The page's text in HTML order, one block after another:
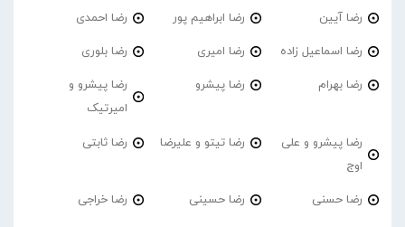
رضا آیین رضا ابراهیم پور رضا احمدی
رضا اسماعیل زاده رضا امیری رضا بلوری
رضا بهرام رضا پیشرو
رضا پیشرو و
امیرتیک
رضا پیشرو و علی
اوج
رضا تیتو و علیرضا رضا ثابتی
رضا حسنی رضا حسینی رضا خراجی